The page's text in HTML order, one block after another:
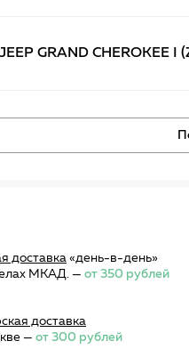
JEEP GRAND CHEROKEE I
доставка «день-в-день»
МКАД. — от 350 рублей
доставка
— от 300 рублей